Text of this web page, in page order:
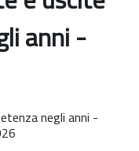
anni -
negli anni -